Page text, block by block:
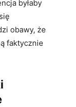
byłaby
obawy, że
faktycznie